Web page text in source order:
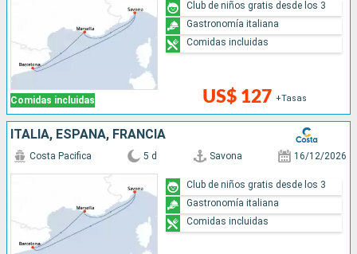
Comidas incluidas US$ 127 +Tasas
Club de niños gratis desde los 3
Gastronomía italiana
Comidas incluidas
ITALIA, ESPAÑA, FRANCIA
Costa Pacifica 5 d Savona 16/12/2026
Club de niños gratis desde los 3
Gastronomía italiana
Comidas incluidas